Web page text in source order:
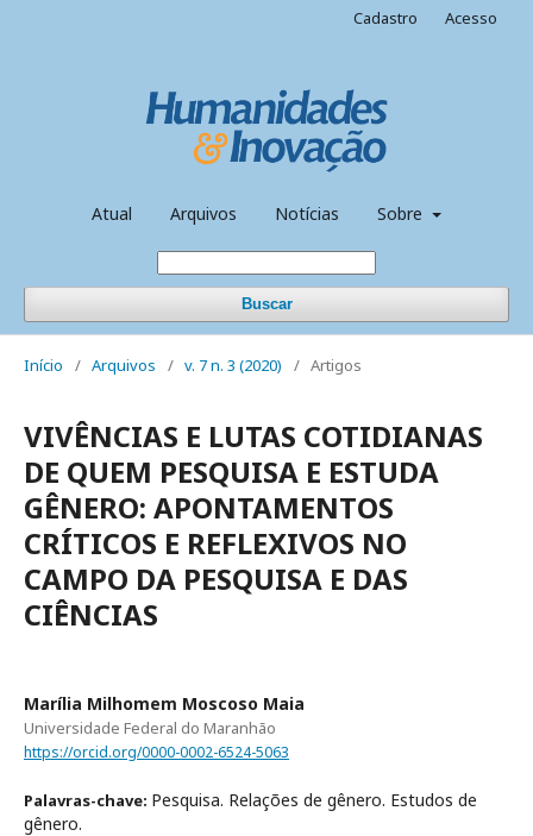
Atual Arquivos Notícias Sobre
Buscar
Cadastro Acesso
Início / Arquivos / v. 7 n. 3 (2020) / Artigos
VIVÊNCIAS E LUTAS COTIDIANAS
DE QUEM PESQUISA E ESTUDA
GÊNERO: APONTAMENTOS
CRÍTICOS E REFLEXIVOS NO
CAMPO DA PESQUISA E DAS
CIÊNCIAS
Marília Milhomem Moscoso Maia
Universidade Federal do Maranhão
https://orcid.org/0000-0002-6524-5063
Palavras-chave: Pesquisa. Relações de gênero. Estudos de
gênero.